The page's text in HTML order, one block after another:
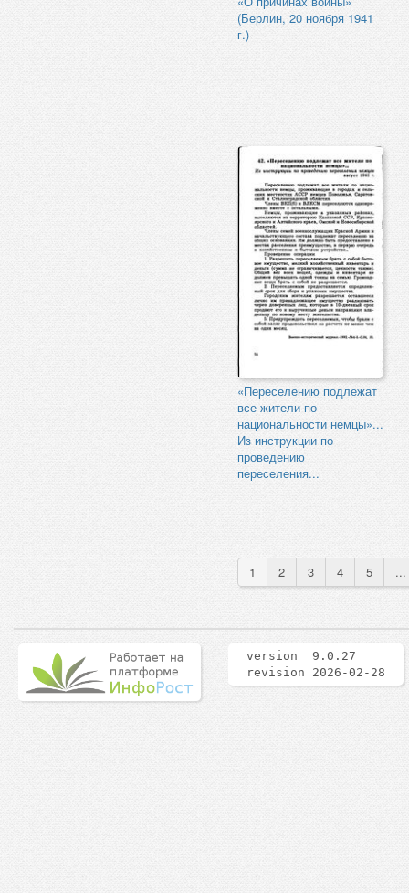
(Берлин, 20 ноября 1941
г.)
«Переселению подлежат
все жители по
национальности немцы»...
Из инструкции по
проведению
переселения...
1 2 3 4 5 ...
version 9.0.27
revision 2026-02-28